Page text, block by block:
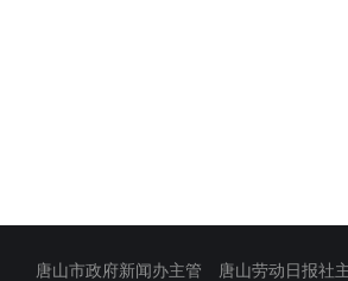
唐山市政府新闻办主管 唐山劳动日报